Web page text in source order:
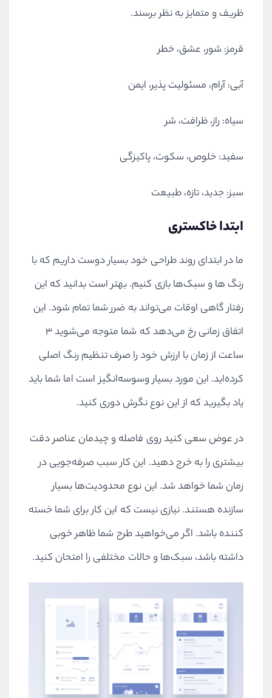
ظریف و متمایز به نظر برسند.
قرمز: شور، عشق، خطر
آبی: آرام، مسئولیت پذیر، ایمن
سیاه: راز، ظرافت، شر
سفید: خلوص، سکوت، پاکیزگی
سبز: جدید، تازه، طبیعت
ابتدا خاکستری
ما در ابتدای روند طراحی خود بسیار دوست داریم که با
رنگ ها و سبک‌ها بازی کنیم. بهتر است بدانید که این
رفتار گاهی اوقات می‌تواند به ضرر شما تمام شود. این
اتفاق زمانی رخ می‌دهد که شما متوجه می‌شوید ۳
ساعت از زمان با ارزش خود را صرف تنظیم رنگ اصلی
کرده‌اید. این مورد بسیار وسوسه‌انگیز است اما شما باید
یاد بگیرید که از این نوع نگرش دوری کنید.
در عوض سعی کنید روی فاصله و چیدمان عناصر دقت
بیشتری را به خرج دهید. این کار سبب صرفه‌جویی در
زمان شما خواهد شد. این نوع محدودیت‌ها بسیار
سازنده هستند. نیازی نیست که این کار برای شما خسته
کننده باشد. اگر می‌خواهید طرح شما ظاهر خوبی
داشته باشد، سبک‌ها و حالات مختلفی را امتحان کنید.